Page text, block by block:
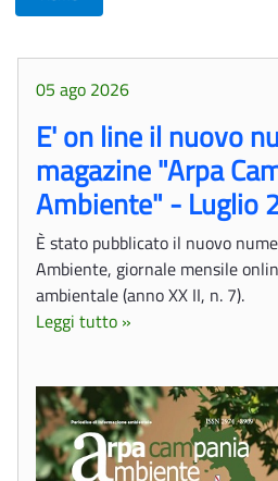
Home
05 ago 2026
E' on line il nuovo
magazine "Arpa
Ambiente" - Luglio
È stato pubblicato il nuovo
Ambiente, giornale mensile
ambientale (anno XX II, n. 7).
Leggi tutto »